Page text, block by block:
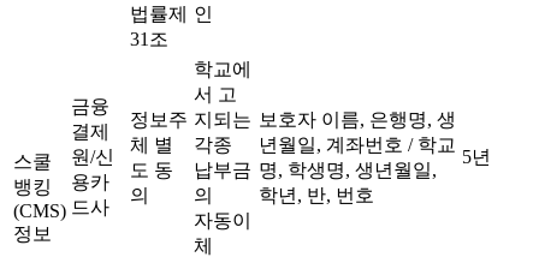
법률제
31조
인
스쿨
뱅킹
(CMS)
정보
금융
결제
원/신
용카
드사
정보주
체 별
도 동
의
학교에
서 고
지되는
각종
납부금
의
자동이
체
보호자 이름, 은행명, 생
년월일, 계좌번호 / 학교
명, 학생명, 생년월일,
학년, 반, 번호
5년